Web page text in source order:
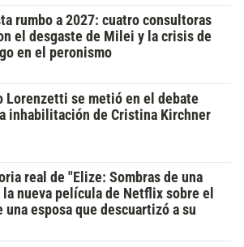
rumbo a 2027: cuatro consultoras
el desgaste de Milei y la crisis de
en el peronismo
Lorenzetti se metió en el debate
inhabilitación de Cristina Kirchner
real de "Elize: Sombras de una
la nueva película de Netflix sobre el
una esposa que descuartizó a su